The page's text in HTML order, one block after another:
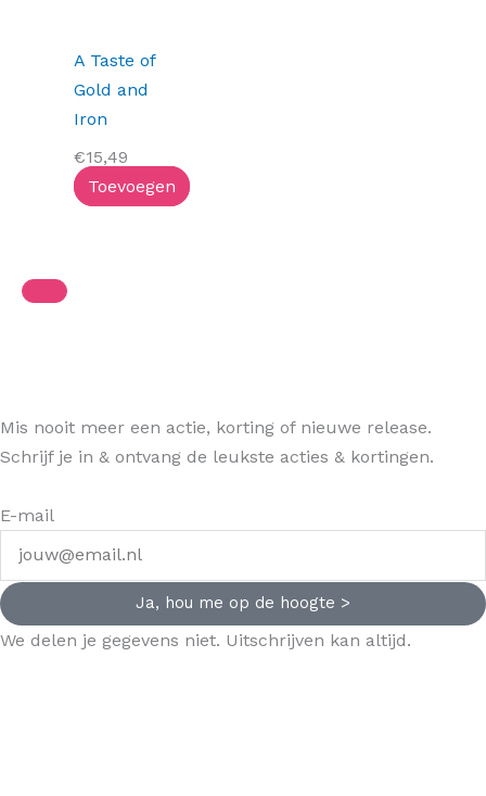
A Taste of
Gold and
Iron
€15,49
Toevoegen
Mis nooit meer een actie, korting of nieuwe release.
Schrijf je in & ontvang de leukste acties & kortingen.
E-mail
Ja, hou me op de hoogte >
We delen je gegevens niet. Uitschrijven kan altijd.